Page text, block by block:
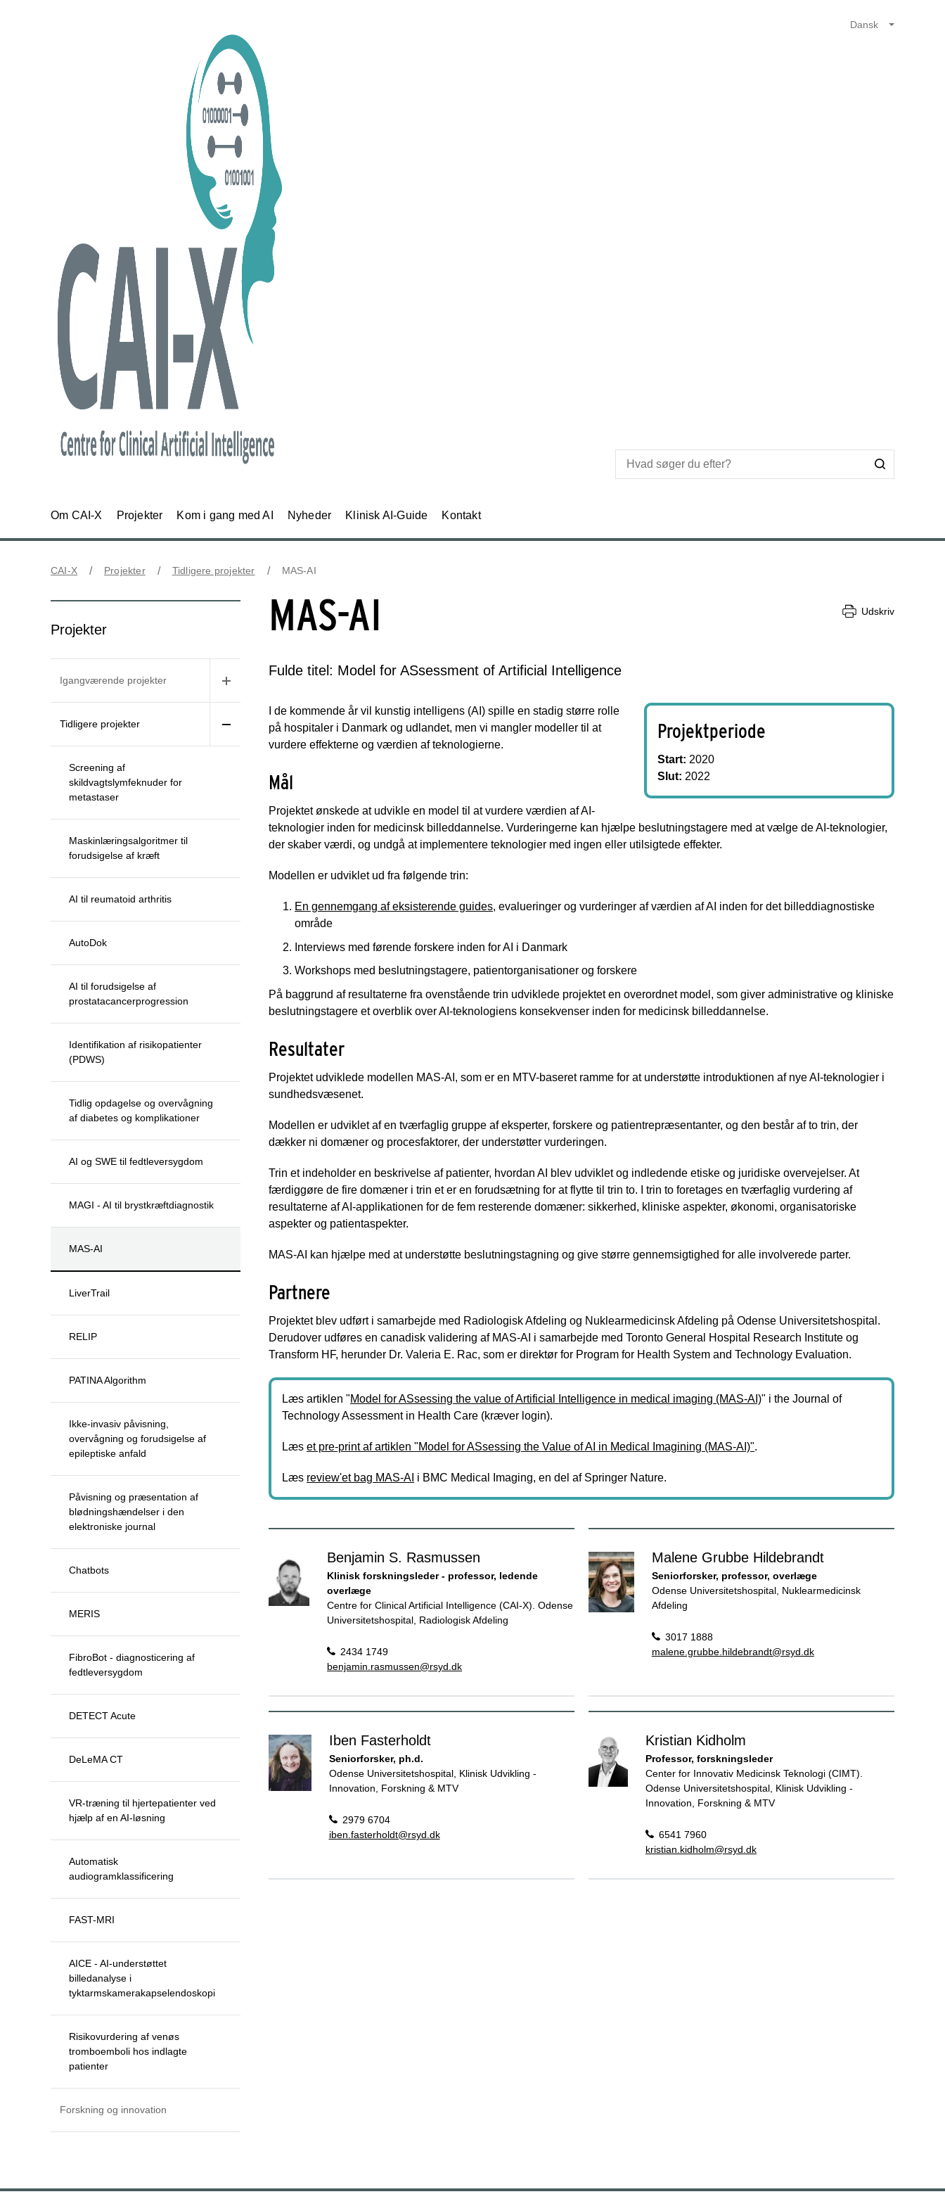
Om CAI-X Projekter Kom i gang med AI Nyheder Klinisk AI-Guide Kontakt
CAI-X Projekter Tidligere projekter MAS-AI
Projekter
Igangværende projekter
Tidligere projekter
Screening af
skildvagtslymfeknuder for
metastaser
Maskinlæringsalgoritmer til
forudsigelse af kræft
AI til reumatoid arthritis
AutoDok
AI til forudsigelse af
prostatacancerprogression
Identifikation af risikopatienter
(PDWS)
Tidlig opdagelse og overvågning
af diabetes og komplikationer
AI og SWE til fedtleversygdom
MAGI - AI til brystkræftdiagnostik
MAS-AI
LiverTrail
RELIP
PATINA Algorithm
Ikke-invasiv påvisning,
overvågning og forudsigelse af
epileptiske anfald
Påvisning og præsentation af
blødningshændelser i den
elektroniske journal
Chatbots
MERIS
FibroBot - diagnosticering af
fedtleversygdom
DETECT Acute
DeLeMA CT
VR-træning til hjertepatienter ved
hjælp af en AI-løsning
Automatisk
audiogramklassificering
FAST-MRI
AICE - AI-understøttet
billedanalyse i
tyktarmskamerakapselendoskopi
Risikovurdering af venøs
tromboemboli hos indlagte
patienter
Forskning og innovation
MAS-AI Udskriv
Fulde titel: Model for ASsessment of Artificial Intelligence
Projektperiode
Start: 2020
Slut: 2022
I de kommende år vil kunstig intelligens (AI) spille en stadig større rolle
på hospitaler i Danmark og udlandet, men vi mangler modeller til at
vurdere effekterne og værdien af ​​teknologierne.
Mål
Projektet ønskede at udvikle en model til at vurdere værdien af ​​AI-
teknologier inden for medicinsk billeddannelse. Vurderingerne kan hjælpe beslutningstagere med at vælge de AI-teknologier,
der skaber værdi, og undgå at implementere teknologier med ingen eller utilsigtede effekter.
Modellen er udviklet ud fra følgende trin:
En gennemgang af eksisterende guides, evalueringer og vurderinger af værdien af AI inden for det billeddiagnostiske
område
Interviews med førende forskere inden for AI i Danmark
Workshops med beslutningstagere, patientorganisationer og forskere
På baggrund af resultaterne fra ovenstående trin udviklede projektet en overordnet model, som giver administrative og kliniske
beslutningstagere et overblik over AI-teknologiens konsekvenser inden for medicinsk billeddannelse.
Resultater
Projektet udviklede modellen MAS-AI, som er en MTV-baseret ramme for at understøtte introduktionen af ​​nye AI-teknologier i
sundhedsvæsenet.
Modellen er udviklet af en tværfaglig gruppe af eksperter, forskere og patientrepræsentanter, og den består af to trin, der
dækker ni domæner og procesfaktorer, der understøtter vurderingen.
Trin et indeholder en beskrivelse af patienter, hvordan AI blev udviklet og indledende etiske og juridiske overvejelser. At
færdiggøre de fire domæner i trin et er en forudsætning for at flytte til trin to. I trin to foretages en tværfaglig vurdering af
resultaterne af AI-applikationen for de fem resterende domæner: sikkerhed, kliniske aspekter, økonomi, organisatoriske
aspekter og patientaspekter.
MAS-AI kan hjælpe med at understøtte beslutningstagning og give større gennemsigtighed for alle involverede parter.
Partnere
Projektet blev udført i samarbejde med Radiologisk Afdeling og Nuklearmedicinsk Afdeling på Odense Universitetshospital.
Derudover udføres en canadisk validering af MAS-AI i samarbejde med Toronto General Hospital Research Institute og
Transform HF, herunder Dr. Valeria E. Rac, som er direktør for Program for Health System and Technology Evaluation.
Læs artiklen "Model for ASsessing the value of Artificial Intelligence in medical imaging (MAS-AI)" i the Journal of
Technology Assessment in Health Care (kræver login).
Læs et pre-print af artiklen "Model for ASsessing the Value of AI in Medical Imagining (MAS-AI)".
Læs review'et bag MAS-AI i BMC Medical Imaging, en del af Springer Nature.
Benjamin S. Rasmussen
Klinisk forskningsleder - professor, ledende
overlæge
Centre for Clinical Artificial Intelligence (CAI-X). Odense
Universitetshospital, Radiologisk Afdeling
2434 1749
benjamin.rasmussen@rsyd.dk
Malene Grubbe Hildebrandt
Seniorforsker, professor, overlæge
Odense Universitetshospital, Nuklearmedicinsk
Afdeling
3017 1888
malene.grubbe.hildebrandt@rsyd.dk
Iben Fasterholdt
Seniorforsker, ph.d.
Odense Universitetshospital, Klinisk Udvikling -
Innovation, Forskning & MTV
2979 6704
iben.fasterholdt@rsyd.dk
Kristian Kidholm
Professor, forskningsleder
Center for Innovativ Medicinsk Teknologi (CIMT).
Odense Universitetshospital, Klinisk Udvikling -
Innovation, Forskning & MTV
6541 7960
kristian.kidholm@rsyd.dk